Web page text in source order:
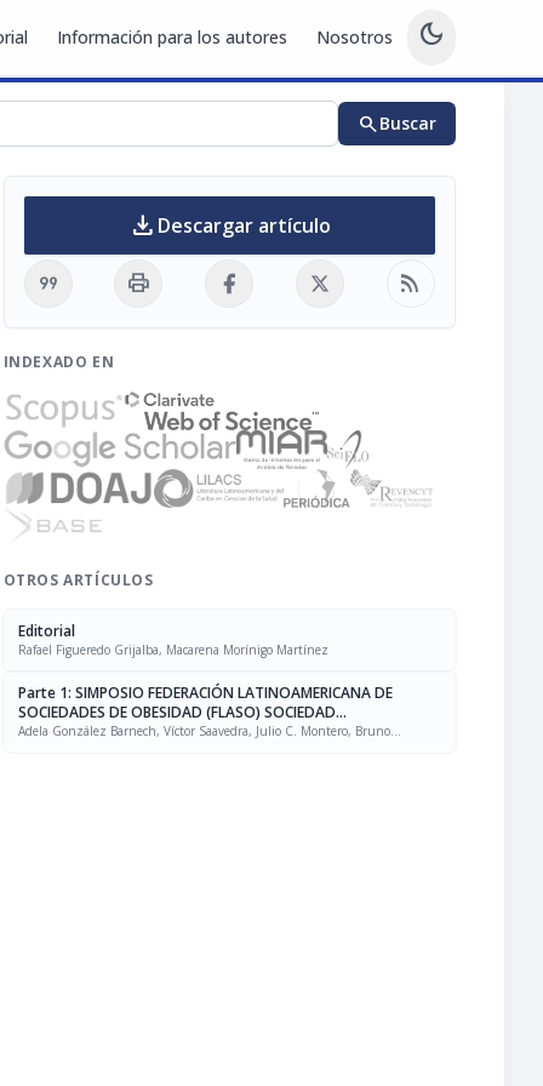
Información para los autores Nosotros dark_mode
searchBuscar
download Descargar artículo
format_quote print rss_feed
INDEXADO EN
OTROS ARTÍCULOS
Editorial
Rafael Figueredo Grijalba, Macarena Morínigo Martínez
Parte 1: SIMPOSIO FEDERACIÓN LATINOAMERICANA DE
SOCIEDADES DE OBESIDAD (FLASO) SOCIEDAD
LATINOAMERICANA DE NUTRICIÓN (SLAN)
Adela González Barnech, Víctor Saavedra, Julio C. Montero, Bruno